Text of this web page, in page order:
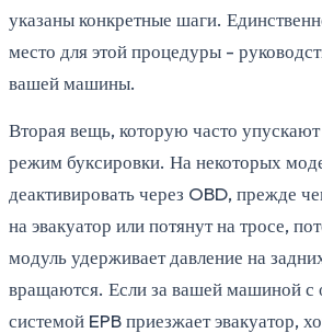
указаны конкретные шаги.
место для этой процедуры -
вашей машины.
Вторая вещь, которую часто
режим буксировки. На некоторых
деактивировать через OBD, прежде
на эвакуатор или потянут на тросе,
модуль удерживает давление на
вращаются. Если за вашей машиной с
системой EPB приезжает эвакуатор,